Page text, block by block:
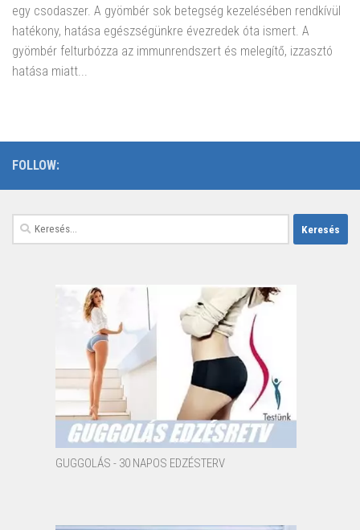
egy csodaszer. A gyömbér sok betegség kezelésében rendkívül
hatékony, hatása egészségünkre évezredek óta ismert. A
gyömbér felturbózza az immunrendszert és melegítő, izzasztó
hatása miatt...
FOLLOW:
Keresés:
GUGGOLÁS - 30 NAPOS EDZÉSTERV